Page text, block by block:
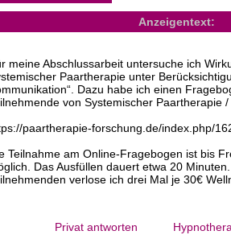
Anzeigentext:
meine Abschlussarbeit untersuche ich
Paartherapie unter
Dazu habe ich einen
von Systemischer Paartherapie
paartherapie-forschung.de/index.php/
Teilnahme am Online-Fragebogen ist bis
Das Ausfüllen dauert etwa 20
verlose ich drei Mal je 30€
Privat antworten